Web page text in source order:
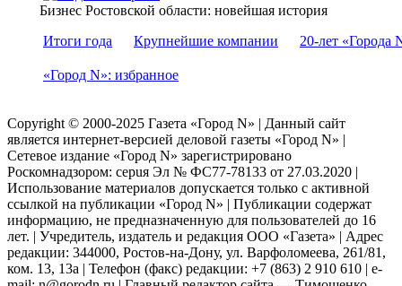
Бизнес Ростовской области: новейшая история
Итоги года
Крупнейшие компании 20-лет «Города
«Город N»: избранное
Copyright © 2000-2025 Газета «Город N» | Данный сайт
является интернет-версией деловой газеты «Город N» |
Сетевое издание «Город N» зарегистрировано
Роскомнадзором: серuя Эл № ФС77-78133 от 27.03.2020 |
Использование материалов допускается только с активной
ссылкой на публикации «Город N» | Публикации содержат
информацию, не предназначенную для пользователей до 16
лет. | Учредитель, издатель и редакция ООО «Газета» | Адрес
редакции: 344000, Ростов-на-Дону, ул. Варфоломеева, 261/81,
ком. 13, 13а | Телефон (факс) редакции: +7 (863) 2 910 610 | e-